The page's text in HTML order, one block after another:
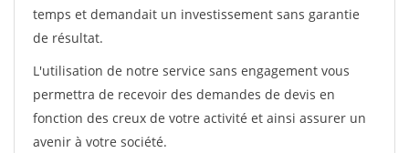
temps et demandait un investissement sans garantie
de résultat.
L'utilisation de notre service sans engagement vous
permettra de recevoir des demandes de devis en
fonction des creux de votre activité et ainsi assurer un
avenir à votre société.